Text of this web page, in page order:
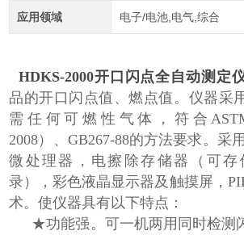
应用领域 电子/电池,电气,综合
HDKS-2000开口闪点全自动测定
品的开口闪点值、燃点值。仪器采
需任何可燃性气体，符合
2008）、 GB267-88的方法要求。采
微处理器，电擦除存储器（可存
录），彩色液晶显示器及触摸屏，
术。使仪器具有以下特点：
★功能强。可一机两用同时检测